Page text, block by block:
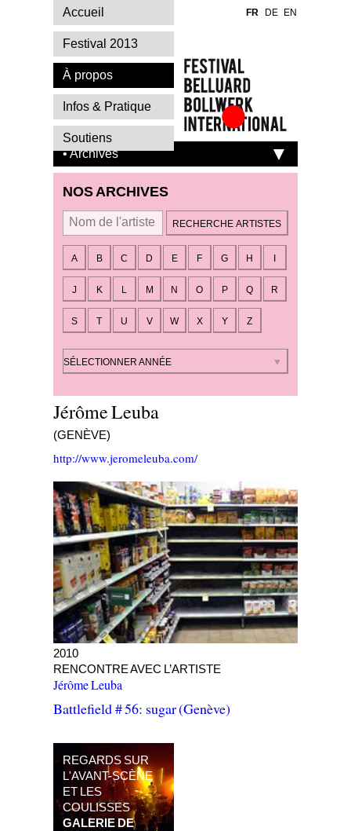
Festival Belluard
International
• Archives
NOS ARCHIVES
A B C D E F G H
J K L M N O P Q R
S T U V W X Y Z
SÉLECTIONNER ANNÉE
Jérôme Leuba
(GENÈVE)
http://www.jeromeleuba.com/
Battlefield # 56: sugar
2010
RENCONTRE AVEC L’ARTISTE
Jérôme Leuba
Battlefield # 56: sugar (Genève)
REGARDS SUR
L'AVANT-SCÈNE
ET LES
COULISSES
GALERIE DE
Accueil
Festival 2013
À propos
Infos & Pratique
Soutiens
FR DE EN